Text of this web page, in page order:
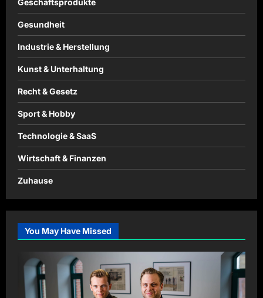
Gesundheit
Industrie & Herstellung
Kunst & Unterhaltung
Recht & Gesetz
Sport & Hobby
Technologie & SaaS
Wirtschaft & Finanzen
Zuhause
You May Have Missed